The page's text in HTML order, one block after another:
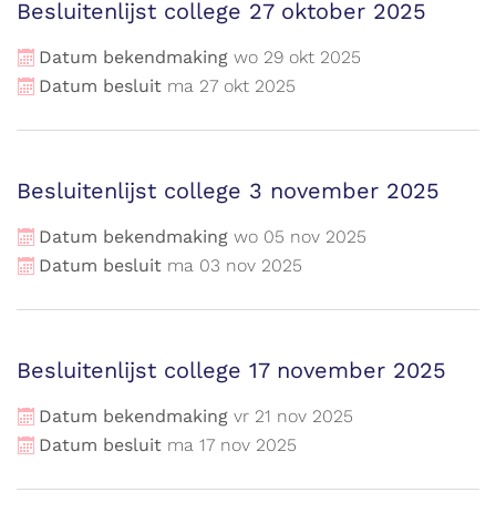
Besluitenlijst college 27 oktober 2025
Datum bekendmaking wo 29 okt 2025
Datum besluit ma 27 okt 2025
Besluitenlijst college 3 november 2025
Datum bekendmaking wo 05 nov 2025
Datum besluit ma 03 nov 2025
Besluitenlijst college 17 november 2025
Datum bekendmaking vr 21 nov 2025
Datum besluit ma 17 nov 2025